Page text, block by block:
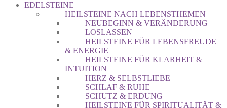
EDELSTEINE
HEILSTEINE NACH LEBENSTHEMEN
NEUBEGINN & VERÄNDERUNG
LOSLASSEN
HEILSTEINE FÜR LEBENSFREUDE
& ENERGIE
HEILSTEINE FÜR KLARHEIT &
INTUITION
HERZ & SELBSTLIEBE
SCHLAF & RUHE
SCHUTZ & ERDUNG
HEILSTEINE FÜR SPIRITUALITÄT &